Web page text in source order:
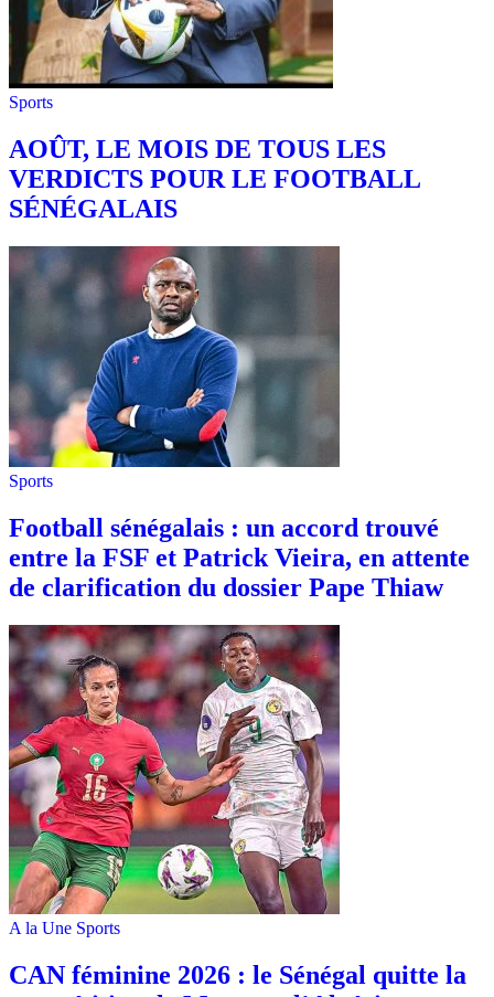
Sports
AOÛT, LE MOIS DE TOUS LES
VERDICTS POUR LE FOOTBALL
SÉNÉGALAIS
Sports
Football sénégalais : un accord trouvé
entre la FSF et Patrick Vieira, en attente
de clarification du dossier Pape Thiaw
A la Une Sports
‎CAN féminine 2026 : le Sénégal quitte la